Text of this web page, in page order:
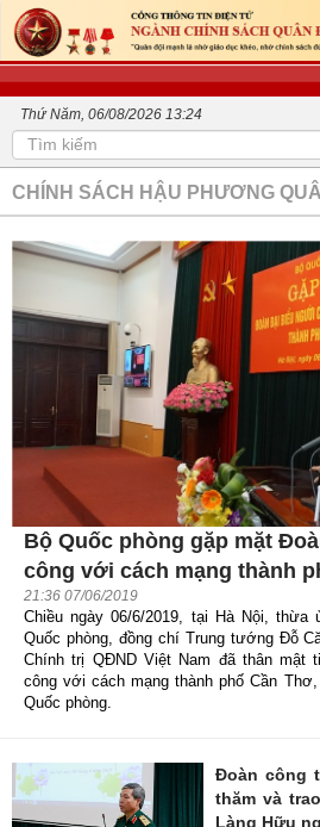
Thứ Năm, 06/08/2026 13:24
CHÍNH SÁCH HẬU PHƯƠNG
Bộ Quốc phòng gặp mặt
công với cách mạng thành
21:36 07/06/2019
Chiều ngày 06/6/2019, tại Hà Nội,
Quốc phòng, đồng chí Trung tướng Đỗ
Chính trị QĐND Việt Nam đã thân mật
công với cách mạng thành phố Cần
Quốc phòng.
Đoàn công
thăm và
Làng Hữu